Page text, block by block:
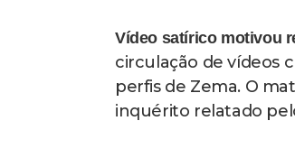
Vídeo satírico motivou
circulação de vídeos
perfis de Zema. O
inquérito relatado